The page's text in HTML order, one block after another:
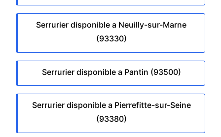
Serrurier disponible a Neuilly-sur-Marne
(93330)
Serrurier disponible a Pantin (93500)
Serrurier disponible a Pierrefitte-sur-Seine
(93380)